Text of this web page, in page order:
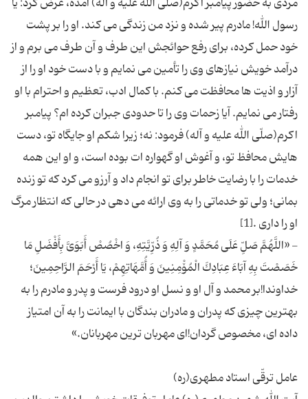
رسول الله! مادرم پیر شده و نزد من زندگی می‌ کند. او را بر پشت
خود حمل کرده، برای رفع حوائجش این طرف و آن طرف می‌ برم و از
درآمد خویش نیازهای وی را تأمین می‌ نمایم و با دست خود او را از
آزار و اذیت ها محافظت می‌ کنم. با کمال ادب، تعظیم و احترام با او
رفتار می‌ نمایم. آیا زحمات وی را تا حدودی جبران کرده ام؟ پیامبر
اکرم(صلّی الله علیه و آله) فرمود: نه؛ زیرا شکم او جایگاه تو، دست
هایش محافظ تو، و آغوش او گهواره ات بوده است، و او این همه
خدمات را با رضایت خاطر برای تو انجام داد و آرزو می‌ کرد که تو زنده
بمانی؛ ولی تو خدماتی را به وی ارائه می‌ دهی در حالی که انتظار مرگ
- «اللَّهُمَّ صَلِّ عَلَى مُحَمَّدٍ وَ آلِهِ وَ ذُرِّیَّتِهِ، وَ اخْصُصْ أَبَوَیَّ بِأَفْضَلِ مَا
خَصَصْتَ بِهِ آبَاءَ عِبَادِكَ الْمُۆْمِنِینَ وَ أُمَّهَاتِهِمْ، یَا أَرْحَمَ الرَّاحِمِینَ؛
خداوندا!بر محمد و آل او و نسل او درود فرست و پدر و مادرم را به
بهترین چیزی که پدران و مادران بندگان با ایمانت را به آن امتیاز